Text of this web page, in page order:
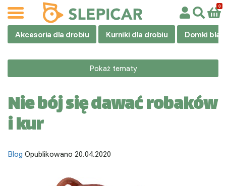
Akcesoria dla drobiu Kurniki dla drobiu Domki
Pokaż tematy
Nie bój się dawać robaków
i kur
Blog Opublikowano 20.04.2020